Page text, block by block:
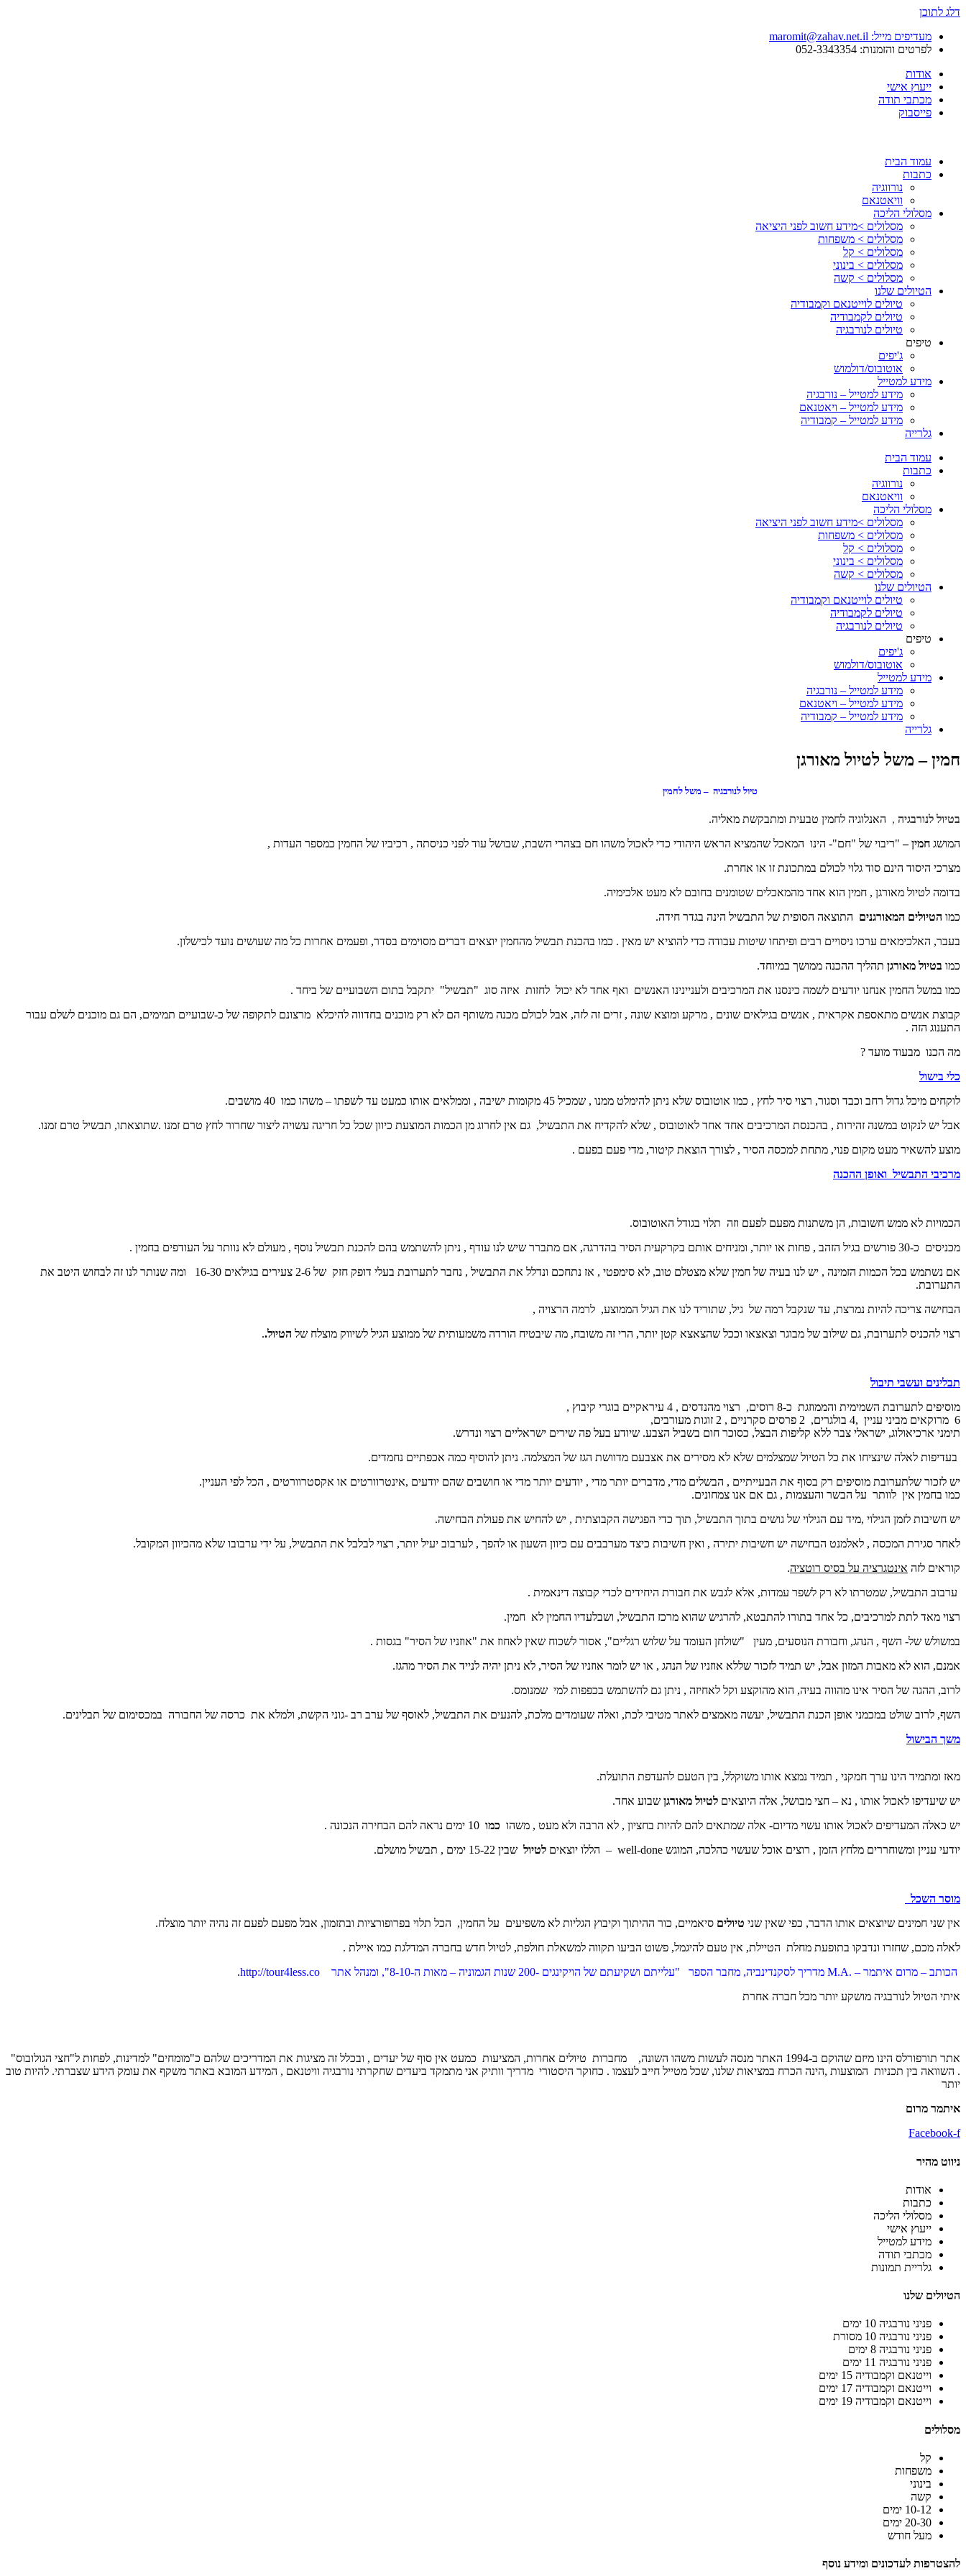
דלג לתוכן
מעדיפים מייל: maromit@zahav.net.il‏
לפרטים והזמנות: 052-3343354
אודות
ייעוץ אישי
מכתבי תודה
פייסבוק
עמוד הבית
כתבות
נורווגיה
וויאטנאם
מסלולי הליכה
מסלולים >מידע חשוב לפני היציאה
מסלולים > משפחות
מסלולים > קל
מסלולים > בינוני
מסלולים > קשה
הטיולים שלנו
טיולים לוייטנאם וקמבודיה
טיולים לקמבודיה
טיולים לנורבגיה
טיפים
ג'יפים
אוטובוס/דולמוש
מידע למטייל
מידע למטייל – נורבגיה
מידע למטייל – ויאטנאם
מידע למטייל – קמבודיה
גלרייה
עמוד הבית
כתבות
נורווגיה
וויאטנאם
מסלולי הליכה
מסלולים >מידע חשוב לפני היציאה
מסלולים > משפחות
מסלולים > קל
מסלולים > בינוני
מסלולים > קשה
הטיולים שלנו
טיולים לוייטנאם וקמבודיה
טיולים לקמבודיה
טיולים לנורבגיה
טיפים
ג'יפים
אוטובוס/דולמוש
מידע למטייל
מידע למטייל – נורבגיה
מידע למטייל – ויאטנאם
מידע למטייל – קמבודיה
גלרייה
חמין – משל לטיול מאורגן
טיול לנורבגיה – משל לחמין
בטיול לנורבגיה , האנלוגיה לחמין טבעית ומתבקשת מאליה.
המושג חמין –"ריבוי של "חם"- הינו המאכל שהמציא הראש היהודי כדי לאכול משהו חם בצהרי השבת, שבושל עוד לפני כניסתה , רכיביו של החמין כמספר העדות ,
מצרכי היסוד הינם סוד גלוי לכולם במתכונת זו או אחרת.
בדומה לטיול מאורגן , חמין הוא אחד מהמאכלים שטומנים בחובם לא מעט אלכימיה.
כמו הטיולים המאורגנים התוצאה הסופית של התבשיל הינה בגדר חידה.
בעבר, האלכימאים ערכו ניסויים רבים ופיתחו שיטות עבודה כדי להוציא יש מאין . כמו בהכנת תבשיל מהחמין יוצאים דברים מסוימים בסדר, ופעמים אחרות כל מה שעושים נועד לכישלון.
כמו בטיול מאורגן תהליך ההכנה ממושך במיוחד.
כמו במשל החמין אנחנו יודעים לשמה כינסנו את המרכיבים ולעניינינו האנשים ואף אחד לא יכול לחזות איזה סוג "תבשיל" יתקבל בתום השבועיים של ביחד .
קבוצת אנשים מתאספת אקראית , אנשים בגילאים שונים , מרקע ומוצא שונה , זרים זה לזה, אבל לכולם מכנה משותף הם לא רק מוכנים בחדווה להיכלא מרצונם לתקופה של כ-שבועיים תמימים, הם גם מוכנים לשלם עבור
התענוג הזה .
מה הכנו מבעוד מועד ?
כלי בישול
לוקחים מיכל גדול רחב וכבד וסגור, רצוי סיר לחץ , כמו אוטובוס שלא ניתן להימלט ממנו , שמכיל 45 מקומות ישיבה , וממלאים אותו כמעט עד לשפתו – משהו כמו 40 מושבים.
אבל יש לנקוט במשנה זהירות , בהכנסת המרכיבים אחד אחד לאוטובוס , שלא להקדיח את התבשיל, גם אין לחרוג מן הכמות המוצעת כיוון שכל כל חריגה עשויה ליצור שחרור לחץ טרם זמנו .שתוצאתו, תבשיל טרם זמנו.
מוצע להשאיר מעט מקום פנוי, מתחת למכסה הסיר , לצורך הוצאת קיטור, מדי פעם בפעם .
מרכיבי התבשיל ואופן ההכנה
הכמויות לא ממש חשובות, הן משתנות מפעם לפעם וזה תלוי בגודל האוטובוס.
מכניסים כ-30 פורשים בגיל הזהב , פחות או יותר, ומניחים אותם בקרקעית הסיר בהדרגה, אם מתברר שיש לנו עודף , ניתן להשתמש בהם להכנת תבשיל נוסף , מעולם לא נוותר על העודפים בחמין .
אם נשתמש בכל הכמות הזמינה , יש לנו בעיה של חמין שלא מצטלם טוב, לא סימפטי , אז נתחכם ונדלל את התבשיל , נחבר לתערובת בעלי דופק חזק של 2-6 צעירים בגילאים 16-30 ומה שנותר לנו זה לבחוש היטב את
התערובת.
הבחישה צריכה להיות נמרצת, עד שנקבל רמה של גיל, שתוריד לנו את הגיל הממוצע, לרמה הרצויה ,
רצוי להכניס לתערובת, גם שילוב של מבוגר וצאצאו וככל שהצאצא קטן יותר, הרי זה משובח, מה שיבטיח הורדה משמעותית של ממוצע הגיל לשיווק מוצלח של הטיול..
תבלינים ועשבי תיבול
מוסיפים לתערובת השמימית והממוזגת כ-8 רוסים, רצוי מהנדסים , 4 עיראקיים בוגרי קיבוץ ,
6 מרוקאים מביני עניין ,4 בולגרים, 2 פרסים סקרניים , 2 זוגות מעורבים,
תימני ארכיאולוג, ישראלי צבר ללא קליפות הבצל, כסוכר חום בשביל הצבע. שיודע בעל פה שירים ישראליים רצוי ונדרש.
בעדיפות לאלה שינציחו את כל הטיול שמצלמים שלא לא מסירים את אצבעם מדוושת הגז של המצלמה. ניתן להוסיף כמה אכפתיים נחמדים.
יש לזכור שלתערובת מוסיפים רק בסוף את הבעייתיים , הבשלים מדי, מדברים יותר מדי , יודעים יותר מדי או חושבים שהם יודעים ,אינטרוורטים או אקסטרוורטים , הכל לפי העניין.
כמו בחמין אין לוותר על הבשר והעצמות , גם אם אנו צמחונים.
יש חשיבות לזמן הגילוי ,מיד עם הגילוי של גושים בתוך התבשיל, תוך כדי הפגישה הקבוצתית , יש להחיש את פעולת הבחישה.
לאחר סגירת המכסה , לאלמנט הבחישה יש חשיבות יתירה , ואין חשיבות כיצד מערבבים עם כיוון השעון או להפך , לערבוב יעיל יותר, רצוי לבלבל את התבשיל, על ידי ערבובו שלא מהכיוון המקובל.
קוראים לזה אינטגרציה על בסיס רוטציה.
ערבוב התבשיל, שמטרתו לא רק לשפר עמדות, אלא לגבש את חבורת היחידים לכדי קבוצה דינאמית .
רצוי מאד לתת למרכיבים, כל אחד בתורו להתבטא, להרגיש שהוא מרכז התבשיל, ושבלעדיו החמין לא חמין.
במשולש של- השף , הנהג, וחבורת הנוסעים, מעין "שולחן העומד על שלוש רגליים", אסור לשכוח שאין לאחוז את "אוזניו של הסיר" בגסות .
אמנם, הוא לא מאבות המזון אבל, יש תמיד לזכור שללא אוזניו של הנהג , או יש לומר אוזניו של הסיר, לא ניתן יהיה לנייד את הסיר מהגז.
לרוב, ההגה של הסיר אינו מהווה בעיה, הוא מהוקצע וקל לאחיזה , ניתן גם להשתמש בכפפות למי שמנומס.
השף, לרוב שולט במכמני אופן הכנת התבשיל, יעשה מאמצים לאתר מטיבי לכת, ואלה שעומדים מלכת, להנעים את התבשיל, לאוסף של ערב רב -גוני הקשת, ולמלא את כרסה של החבורה במכסימום של תבלינים.
משך הבישול
מאז ומתמיד הינו ערך חמקני , תמיד נמצא אותו משוקלל, בין הטעם להעדפת התועלת.
יש שיעדיפו לאכול אותו , נא – חצי מבושל, אלה היוצאים לטיול מאורגן שבוע אחד.
יש כאלה המעדיפים לאכול אותו עשוי מדיום- אלה שמתאים להם להיות בחציון , לא הרבה ולא מעט , משהו כמו
יודעי עניין ומשוחררים מלחץ הזמן , רוצים אוכל שעשוי כהלכה, המוגש well-done – הללו יוצאים
לטיול שבין 15-22 ימים , תבשיל מושלם.
מוסר השכל
אין שני חמינים שיוצאים אותו הדבר, כפי שאין שני טיולים סיאמיים, כור ההיתוך וקיבוץ הגליות לא משפיעים על החמין, הכל תלוי בפרופורציות ובתזמון, אבל מפעם לפעם זה נהיה יותר מוצלח.
לאלה מכם, שחזרו ונדבקו בתופעת מחלת הטיילת, אין טעם להיגמל, פשוט הביעו תקווה למשאלת חולפת, לטיול חדש בחברה המדלגת כמו איילת .
הכותב – מרום איתמר – .M.A מדריך לסקנדינביה, מחבר הספר "עלייתם ושקיעתם של הויקינגים -200 שנות הגמוניה – מאות ה-8-10", ומנהל אתר http://tour4less.co
.
איתי הטיול לנורבגיה מושקע יותר מכל חברה אחרת
אתר תורפורלס הינו מיזם שהוקם ב-1994 האתר מנסה לעשות משהו השונה, מחברות טיולים אחרות, המציעות כמעט אין סוף של יעדים , ובכלל זה מציגות את המדריכים שלהם כ"מומחים" למדינות, לפחות ל"חצי הגולובוס"
. השוואה בין תכניות המוצעות ,הינה הכרח במציאות שלנו, שכל מטייל חייב לעצמו . כחוקר היסטורי מדריך וותיק אני מתמקד ביעדים שחקרתי נורבגיה וויטנאם , המידע המובא באתר משקף את עומק הידע שצברתי. להיות טוב
יותר
איתמר מרום
Facebook-f
ניווט מהיר
אודות
כתבות
מסלולי הליכה
ייעוץ אישי
מידע למטייל
מכתבי תודה
גלריית תמונות
הטיולים שלנו
פניני נורבגיה 10 ימים
פניני נורבגיה 10 מסורת
פניני נורבגיה 8 ימים
פניני נורבגיה 11 ימים
וייטנאם וקמבודיה 15 ימים
וייטנאם וקמבודיה 17 ימים
וייטנאם וקמבודיה 19 ימים
מסלולים
קל
משפחות
בינוני
קשה
10-12 ימים
20-30 ימים
מעל חודש
להצטרפות לעדכונים ומידע נוסף